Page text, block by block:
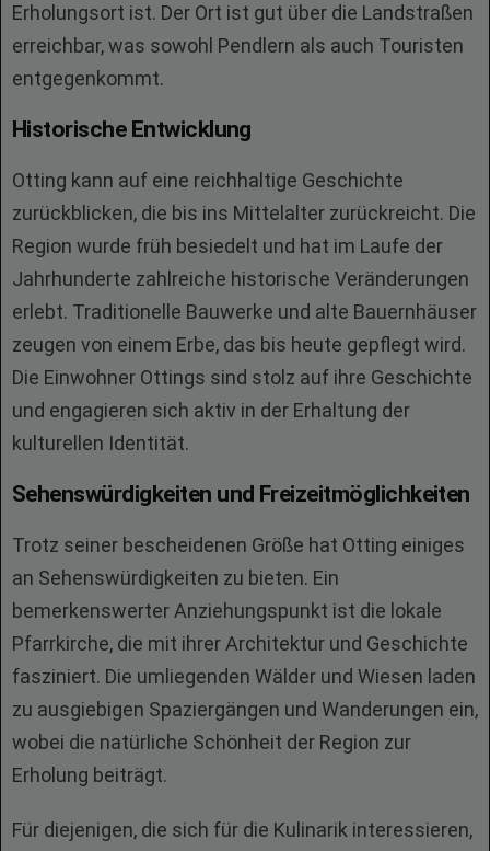
Erholungsort ist. Der Ort ist gut über die Landstraßen
erreichbar, was sowohl Pendlern als auch Touristen
entgegenkommt.
Historische Entwicklung
Otting kann auf eine reichhaltige Geschichte
zurückblicken, die bis ins Mittelalter zurückreicht. Die
Region wurde früh besiedelt und hat im Laufe der
Jahrhunderte zahlreiche historische Veränderungen
erlebt. Traditionelle Bauwerke und alte Bauernhäuser
zeugen von einem Erbe, das bis heute gepflegt wird.
Die Einwohner Ottings sind stolz auf ihre Geschichte
und engagieren sich aktiv in der Erhaltung der
kulturellen Identität.
Sehenswürdigkeiten und Freizeitmöglichkeiten
Trotz seiner bescheidenen Größe hat Otting einiges
an Sehenswürdigkeiten zu bieten. Ein
bemerkenswerter Anziehungspunkt ist die lokale
Pfarrkirche, die mit ihrer Architektur und Geschichte
fasziniert. Die umliegenden Wälder und Wiesen laden
zu ausgiebigen Spaziergängen und Wanderungen ein,
wobei die natürliche Schönheit der Region zur
Erholung beiträgt.
Für diejenigen, die sich für die Kulinarik interessieren,